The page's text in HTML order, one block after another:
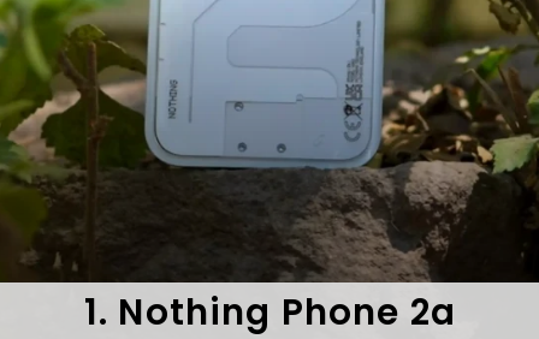
1. Nothing Phone 2a